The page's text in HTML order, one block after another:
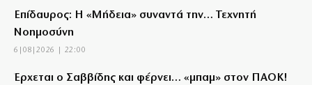
Επίδαυρος: Η «Μήδεια» συναντά την… Τεχνητή
Νοημοσύνη
6|08|2026 | 22:00
Έρχεται ο Σαββίδης και φέρνει… «μπαμ» στον ΠΑΟΚ!